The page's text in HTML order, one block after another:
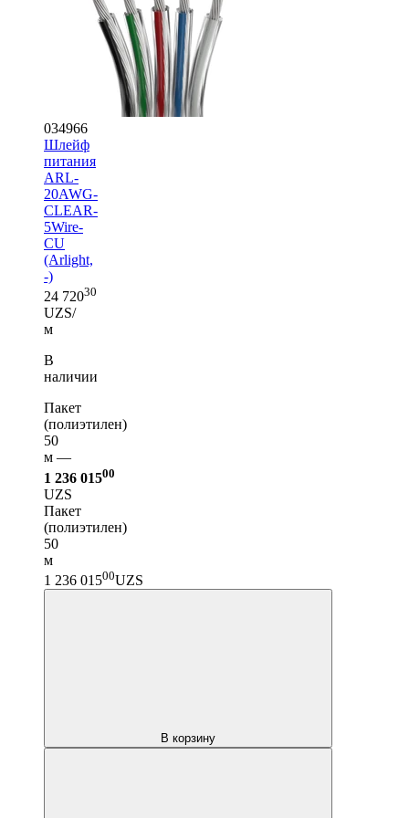
034966
Шлейф
питания
ARL-
20AWG-
CLEAR-
5Wire-
CU
(Arlight,
-)
24 72030
UZS/
м
В
наличии
Пакет
(полиэтилен)
50
м —
1 236 01500
UZS
Пакет
(полиэтилен)
50
м
1 236 01500UZS
В корзину